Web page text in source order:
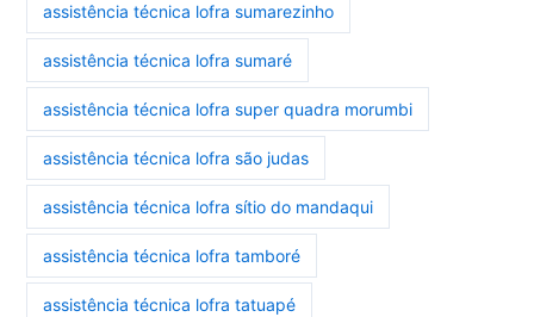
assistência técnica lofra sumarezinho
assistência técnica lofra sumaré
assistência técnica lofra super quadra morumbi
assistência técnica lofra são judas
assistência técnica lofra sítio do mandaqui
assistência técnica lofra tamboré
assistência técnica lofra tatuapé